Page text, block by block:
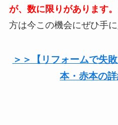
が、数に限りがあります。
方は今この機会にぜひ手に
＞＞【リフォームで失
本・赤本の